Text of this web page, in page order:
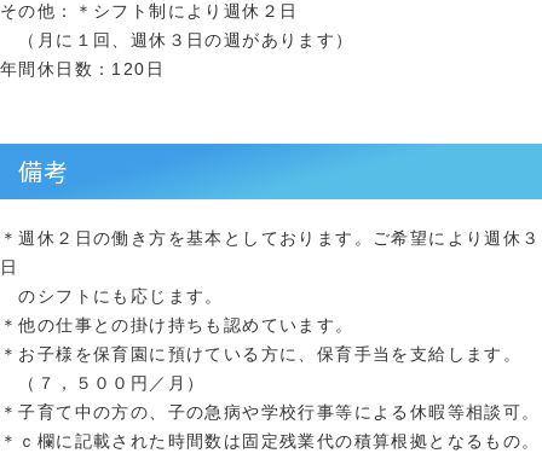
その他：＊シフト制により週休２日
（月に１回、週休３日の週があります）
年間休日数：120日
備考
＊週休２日の働き方を基本としております。ご希望により週休３
日
のシフトにも応じます。
＊他の仕事との掛け持ちも認めています。
＊お子様を保育園に預けている方に、保育手当を支給します。
（７，５００円／月）
＊子育て中の方の、子の急病や学校行事等による休暇等相談可。
＊ｃ欄に記載された時間数は固定残業代の積算根拠となるもの。